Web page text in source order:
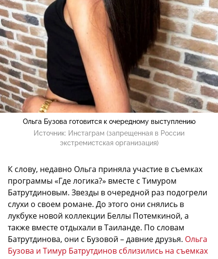
Ольга Бузова готовится к очередному выступлению
Источник: Инстаграм (запрещенная в России
экстремистская организация)
К слову, недавно Ольга приняла участие в съемках
программы «Где логика?» вместе с Тимуром
Батрутдиновым. Звезды в очередной раз подогрели
слухи о своем романе. До этого они снялись в
лукбуке новой коллекции Беллы Потемкиной, а
также вместе отдыхали в Таиланде. По словам
Батрутдинова, они с Бузовой – давние друзья. Ольга
Бузова и Тимур Батрутдинов сблизились на съемках